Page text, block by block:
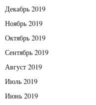
Декабрь 2019
Ноябрь 2019
Октябрь 2019
Сентябрь 2019
Август 2019
Июль 2019
Июнь 2019